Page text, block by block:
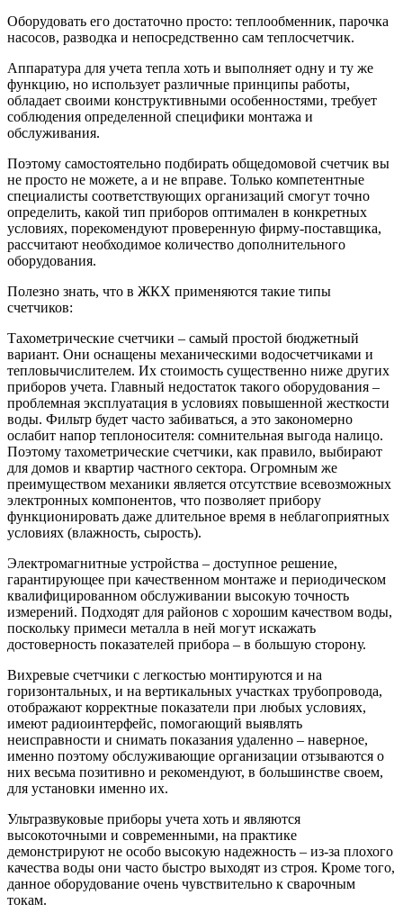
Оборудовать его достаточно просто: теплообменник, парочка
насосов, разводка и непосредственно сам теплосчетчик.
Аппаратура для учета тепла хоть и выполняет одну и ту же
функцию, но использует различные принципы работы,
обладает своими конструктивными особенностями, требует
соблюдения определенной специфики монтажа и
обслуживания.
Поэтому самостоятельно подбирать общедомовой счетчик вы
не просто не можете, а и не вправе. Только компетентные
специалисты соответствующих организаций смогут точно
определить, какой тип приборов оптимален в конкретных
условиях, порекомендуют проверенную фирму-поставщика,
рассчитают необходимое количество дополнительного
оборудования.
Полезно знать, что в ЖКХ применяются такие типы
счетчиков:
Тахометрические счетчики – самый простой бюджетный
вариант. Они оснащены механическими водосчетчиками и
тепловычислителем. Их стоимость существенно ниже других
приборов учета. Главный недостаток такого оборудования –
проблемная эксплуатация в условиях повышенной жесткости
воды. Фильтр будет часто забиваться, а это закономерно
ослабит напор теплоносителя: сомнительная выгода налицо.
Поэтому тахометрические счетчики, как правило, выбирают
для домов и квартир частного сектора. Огромным же
преимуществом механики является отсутствие всевозможных
электронных компонентов, что позволяет прибору
функционировать даже длительное время в неблагоприятных
условиях (влажность, сырость).
Электромагнитные устройства – доступное решение,
гарантирующее при качественном монтаже и периодическом
квалифицированном обслуживании высокую точность
измерений. Подходят для районов с хорошим качеством воды,
поскольку примеси металла в ней могут искажать
достоверность показателей прибора – в большую сторону.
Вихревые счетчики с легкостью монтируются и на
горизонтальных, и на вертикальных участках трубопровода,
отображают корректные показатели при любых условиях,
имеют радиоинтерфейс, помогающий выявлять
неисправности и снимать показания удаленно – наверное,
именно поэтому обслуживающие организации отзываются о
них весьма позитивно и рекомендуют, в большинстве своем,
для установки именно их.
Ультразвуковые приборы учета хоть и являются
высокоточными и современными, на практике
демонстрируют не особо высокую надежность – из-за плохого
качества воды они часто быстро выходят из строя. Кроме того,
данное оборудование очень чувствительно к сварочным
токам.